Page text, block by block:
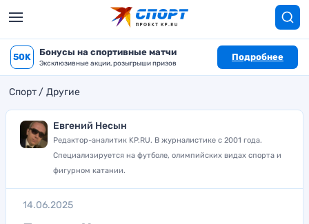
50K Бонусы на спортивные матчи
Эксклюзивные акции, розыгрыши призов
Подробнее
Спорт Другие
Евгений Несын
Редактор-аналитик KP.RU. В журналистике с 2001 года.
Специализируется на футболе, олимпийских видах спорта и
фигурном катании.
14.06.2025